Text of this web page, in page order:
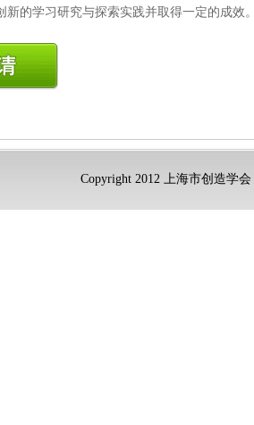
新的学习研究与探索实践并取得一定的成效
Copyright 2012 上海市创造学